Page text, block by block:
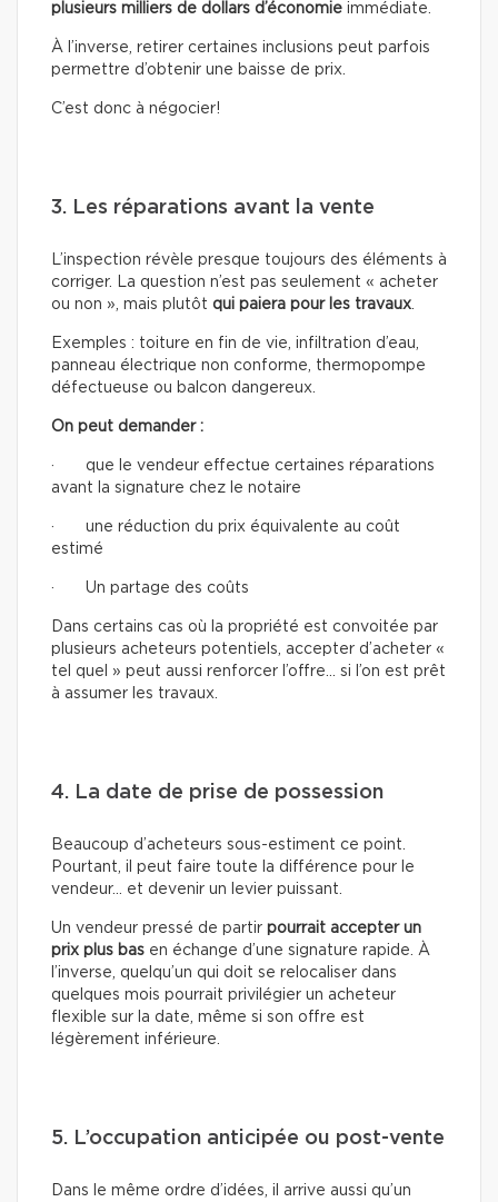
plusieurs milliers de dollars d’économie immédiate.
À l’inverse, retirer certaines inclusions peut parfois
permettre d’obtenir une baisse de prix.
C’est donc à négocier!
3. Les réparations avant la vente
L’inspection révèle presque toujours des éléments à
corriger. La question n’est pas seulement « acheter
ou non », mais plutôt qui paiera pour les travaux.
Exemples : toiture en fin de vie, infiltration d’eau,
panneau électrique non conforme, thermopompe
défectueuse ou balcon dangereux.
On peut demander :
· que le vendeur effectue certaines réparations
avant la signature chez le notaire
· une réduction du prix équivalente au coût
estimé
· Un partage des coûts
Dans certains cas où la propriété est convoitée par
plusieurs acheteurs potentiels, accepter d’acheter «
tel quel » peut aussi renforcer l’offre… si l’on est prêt
à assumer les travaux.
4. La date de prise de possession
Beaucoup d’acheteurs sous-estiment ce point.
Pourtant, il peut faire toute la différence pour le
vendeur… et devenir un levier puissant.
Un vendeur pressé de partir pourrait accepter un
prix plus bas en échange d’une signature rapide. À
l’inverse, quelqu’un qui doit se relocaliser dans
quelques mois pourrait privilégier un acheteur
flexible sur la date, même si son offre est
légèrement inférieure.
5. L’occupation anticipée ou post-vente
Dans le même ordre d’idées, il arrive aussi qu’un